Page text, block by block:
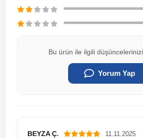
Bu ürün ile ilgili
Yorum Yap
BEYZA Ç. 11.11.2025